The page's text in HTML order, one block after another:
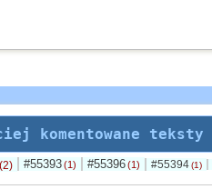
komentowane teksty
(2) #55393 (1) #55396 (1) #55394 (1)